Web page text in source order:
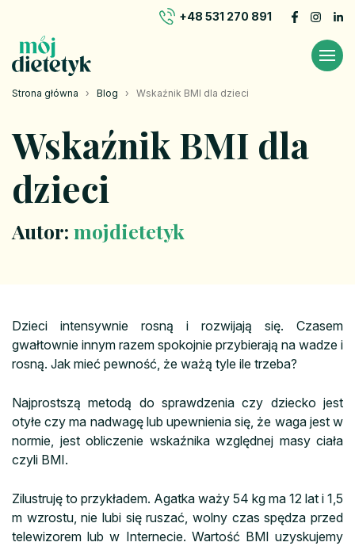
+48 531 270 891
Strona główna › Blog › Wskaźnik BMI dla dzieci
Wskaźnik BMI dla
dzieci
Autor: mojdietetyk
Dzieci intensywnie rosną i rozwijają się. Czasem
gwałtownie innym razem spokojnie przybierają na wadze i
rosną. Jak mieć pewność, że ważą tyle ile trzeba?
Najprostszą metodą do sprawdzenia czy dziecko jest
otyłe czy ma nadwagę lub upewnienia się, że waga jest w
normie, jest obliczenie wskaźnika względnej masy ciała
czyli BMI.
Zilustruję to przykładem. Agatka waży 54 kg ma 12 lat i 1,5
m wzrostu, nie lubi się ruszać, wolny czas spędza przed
telewizorem lub w Internecie. Wartość BMI uzyskujemy